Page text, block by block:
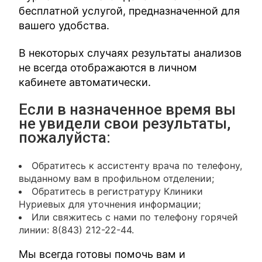
бесплатной услугой, предназначенной для
вашего удобства.
В некоторых случаях результаты анализов
не всегда отображаются в личном
кабинете автоматически.
Если в назначенное время вы
не увидели свои результаты,
пожалуйста:
Обратитесь к ассистенту врача по телефону,
выданному вам в профильном отделении;
Обратитесь в регистратуру Клиники
Нуриевых для уточнения информации;
Или свяжитесь с нами по телефону горячей
линии: 8(843) 212-22-44.
Мы всегда готовы помочь вам и